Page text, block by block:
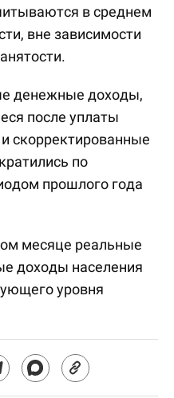
в среднем
вне зависимости
денежные доходы,
после уплаты
скорректированные
по
прошлого года
месяце реальные
доходы населения
уровня